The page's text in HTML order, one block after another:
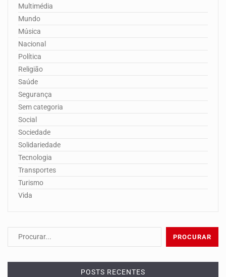
Multimédia
Mundo
Música
Nacional
Política
Religião
Saúde
Segurança
Sem categoria
Social
Sociedade
Solidariedade
Tecnologia
Transportes
Turismo
Vida
POSTS RECENTES